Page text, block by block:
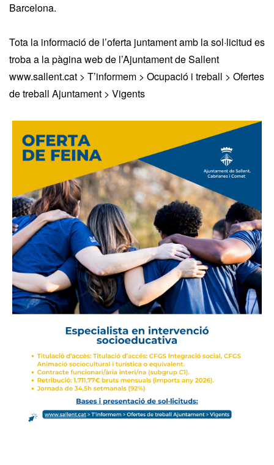
Barcelona.
Tota la informació de l’oferta juntament amb la sol·licitud es
troba a la pàgina web de l’Ajuntament de Sallent
www.sallent.cat > T’informem > Ocupació i treball > Ofertes
de treball Ajuntament > Vigents